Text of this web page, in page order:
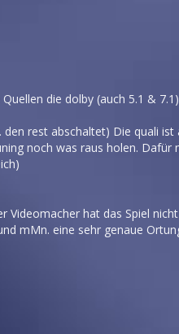
die dolby (auch 5.1 &
den rest abschaltet) Die quali
noch was raus holen. Dafür
hat das Spiel
mMn. eine sehr genaue